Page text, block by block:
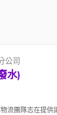
公司
水)
流團隊志在提